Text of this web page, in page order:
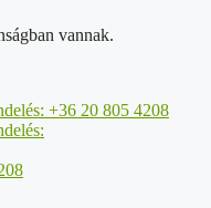
vannak.
+36 20 805 4208